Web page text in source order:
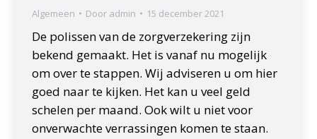
Algemeen Door admin 15 december 2021
De polissen van de zorgverzekering zijn
bekend gemaakt. Het is vanaf nu mogelijk
om over te stappen. Wij adviseren u om hier
goed naar te kijken. Het kan u veel geld
schelen per maand. Ook wilt u niet voor
onverwachte verrassingen komen te staan.